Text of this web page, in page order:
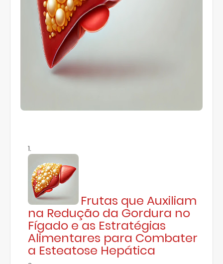
Frutas que Auxiliam
na Redução da Gordura no
Fígado e as Estratégias
Alimentares para Combater
a Esteatose Hepática